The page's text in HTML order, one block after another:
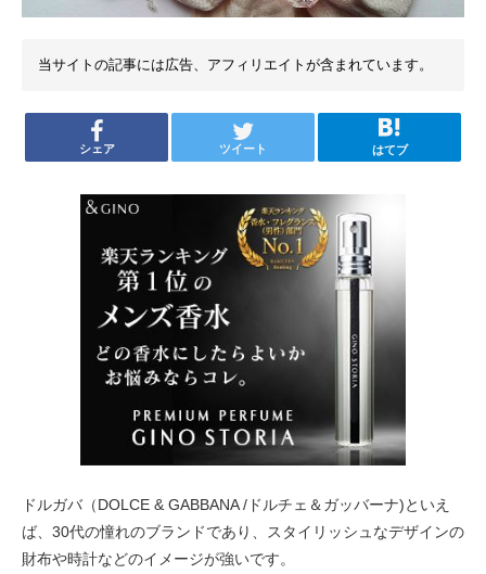
当サイトの記事には広告、アフィリエイトが含まれています。
シェア ツイート はてブ
ドルガバ（DOLCE & GABBANA /ドルチェ＆ガッバーナ)といえ
ば、30代の憧れのブランドであり、スタイリッシュなデザインの
財布や時計などのイメージが強いです。